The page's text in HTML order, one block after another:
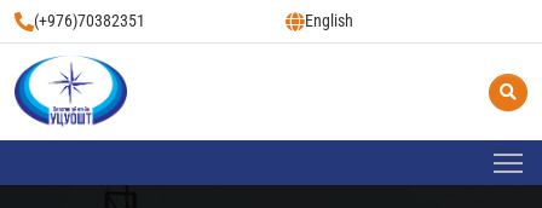
(+976)70382351 English